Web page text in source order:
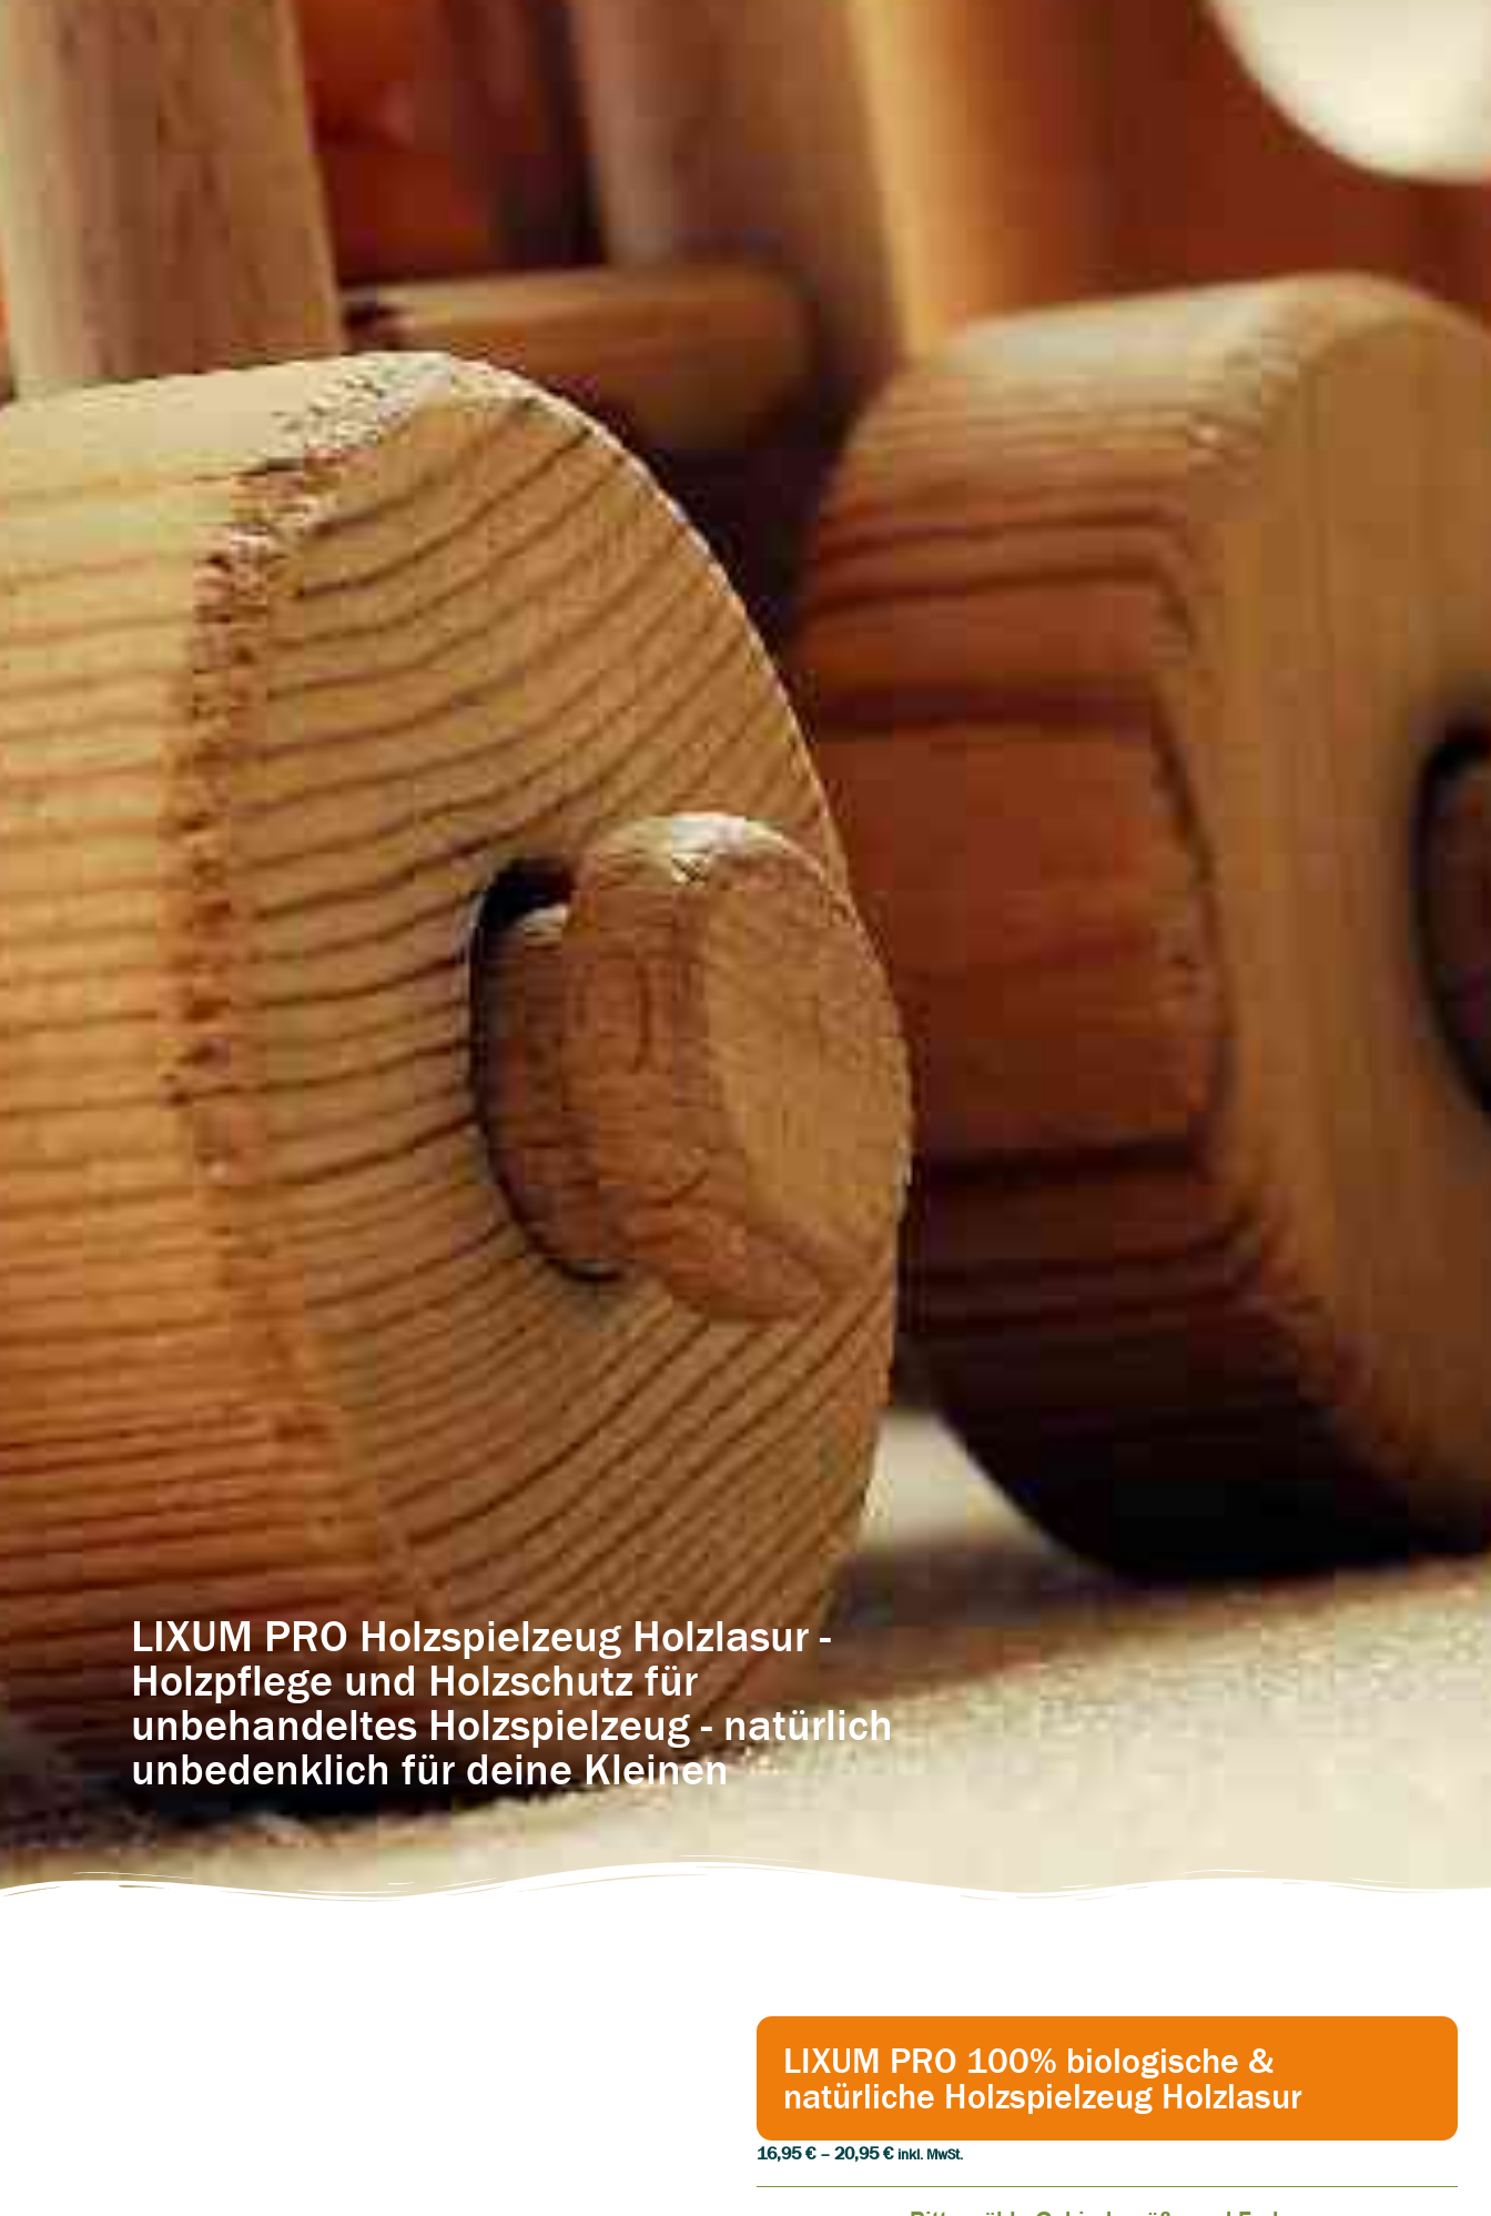
LIXUM PRO Holzspielzeug Holzlasur -
Holzpflege und Holzschutz für
unbehandeltes Holzspielzeug - natürlich
unbedenklich für deine Kleinen
LIXUM PRO 100% biologische &
natürliche Holzspielzeug Holzlasur
16,95€ –20,95€ inkl. MwSt.